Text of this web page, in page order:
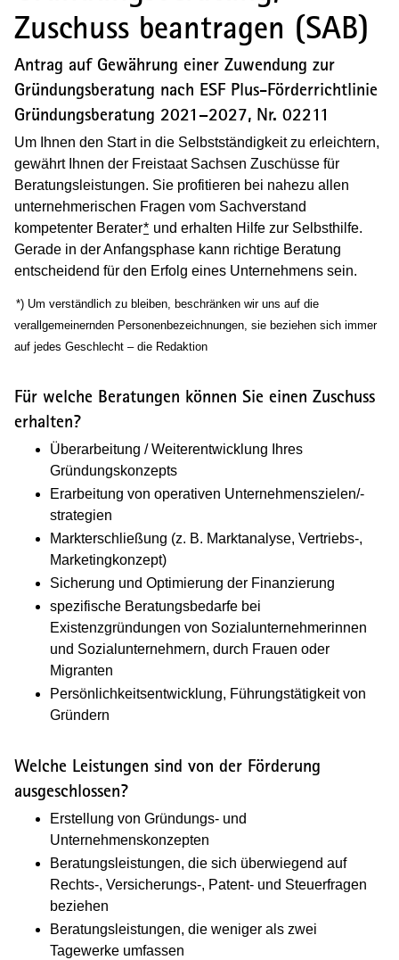
Zuschuss beantragen (SAB)
Antrag auf Gewährung einer Zuwendung zur
Gründungsberatung nach ESF Plus-Förderrichtlinie
Gründungsberatung 2021–2027, Nr. 02211
Um Ihnen den Start in die Selbstständigkeit zu erleichtern,
gewährt Ihnen der Freistaat Sachsen Zuschüsse für
Beratungsleistungen. Sie profitieren bei nahezu allen
unternehmerischen Fragen vom Sachverstand
kompetenter Berater* und erhalten Hilfe zur Selbsthilfe.
Gerade in der Anfangsphase kann richtige Beratung
entscheidend für den Erfolg eines Unternehmens sein.
(Wird in einem neuen Fenster geöffnet)
*) Um verständlich zu bleiben, beschränken wir uns auf die
verallgemeinernden Personenbezeichnungen, sie beziehen sich immer
auf jedes Geschlecht – die Redaktion
Für welche Beratungen können Sie einen Zuschuss
erhalten?
Überarbeitung / Weiterentwicklung Ihres
Gründungskonzepts
Erarbeitung von operativen Unternehmenszielen/-
strategien
Markterschließung (z. B. Marktanalyse, Vertriebs-,
Marketingkonzept)
Sicherung und Optimierung der Finanzierung
spezifische Beratungsbedarfe bei
Existenzgründungen von Sozialunternehmerinnen
und Sozialunternehmern, durch Frauen oder
Migranten
Persönlichkeitsentwicklung, Führungstätigkeit von
Gründern
Welche Leistungen sind von der Förderung
ausgeschlossen?
Erstellung von Gründungs- und
Unternehmenskonzepten
Beratungsleistungen, die sich überwiegend auf
Rechts-, Versicherungs-, Patent- und Steuerfragen
beziehen
Beratungsleistungen, die weniger als zwei
Tagewerke umfassen